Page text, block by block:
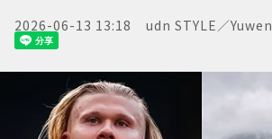
2026-06-13 13:18 udn STYLE／Yuwen